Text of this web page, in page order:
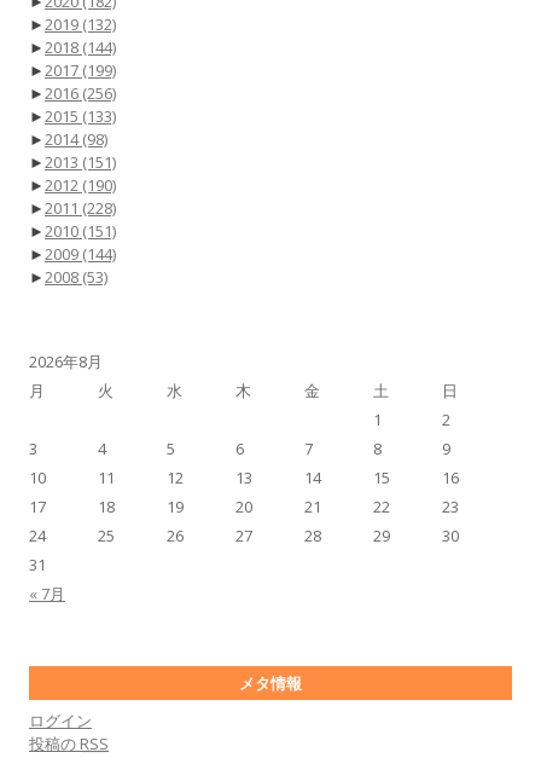
►2019 (132)
►2018 (144)
►2017 (199)
►2016 (256)
►2015 (133)
►2014(98)
►2013 (151)
►2012 (190)
►2011 (228)
►2010 (151)
►2009 (144)
►2008 (53)
2026年8月
月
火 水 木 金 土 日
« 7月
1
2
3
4 5 6 7 8
9
10
11 12 13 14 15
16
17
18 19 20 21 22
23
24
25 26 27 28 29
30
31
メタ情報
ログイン
投稿の RSS